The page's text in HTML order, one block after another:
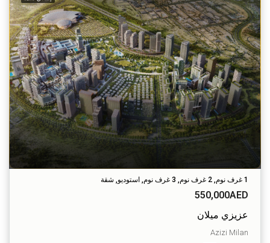
1 غرف نوم, 2 غرف نوم, 3 غرف نوم, استوديو, شقة
550,000AED
عزيزي ميلان
Azizi Milan